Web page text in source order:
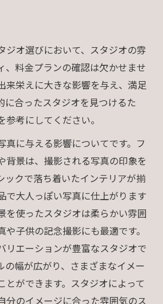
ジオ選びにおいて、スタジオの雰
、料金プランの確認は欠かせませ
来栄えに大きな影響を与え、満足
に合ったスタジオを見つけるた
考にしてください。
真に与える影響についてです。フ
背景は、撮影される写真の印象を
ックで落ち着いたインテリアが揃
で大人っぽい写真に仕上がります
を使ったスタジオは柔らかい雰囲
子供の記念撮影にも最適です。
リエーションが豊富なスタジオで
の幅が広がり、さまざまなイメー
とができます。スタジオによって
分のイメージに合った雰囲気のス